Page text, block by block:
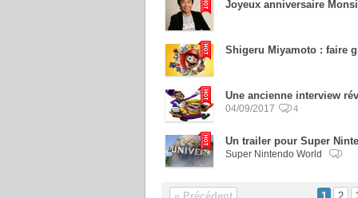
Joyeux anniversaire
Shigeru Miyamoto : faire
Une ancienne interview
04/09/2017 4
Un trailer pour Super
Super Nintendo World